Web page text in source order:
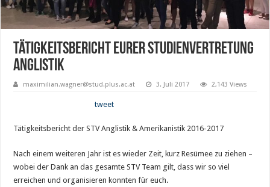
Tätigkeitsbericht eurer Studienvertretung
Anglistik
maximilian.wagner@stud.plus.ac.at 3. Juli 2017 2,143 Views
tweet
Tätigkeitsbericht der STV Anglistik & Amerikanistik 2016-2017
Nach einem weiteren Jahr ist es wieder Zeit, kurz Resümee zu ziehen –
wobei der Dank an das gesamte STV Team gilt, dass wir so viel
erreichen und organisieren konnten für euch.